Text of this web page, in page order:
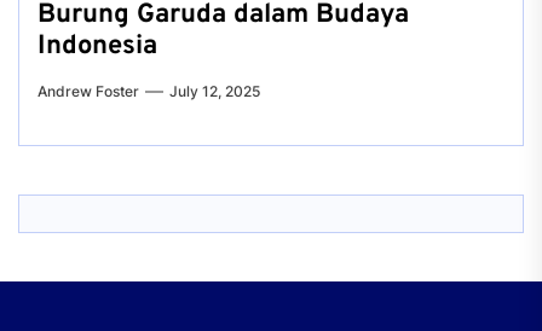
Burung Garuda dalam Budaya
Indonesia
Andrew Foster July 12, 2025